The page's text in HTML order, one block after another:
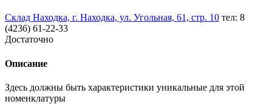
Склад Находка, г. Находка, ул. Угольная, 61, стр. 10 тел: 8
(4236) 61-22-33
Достаточно
Описание
Здесь должны быть характеристики уникальные для этой
номенклатуры